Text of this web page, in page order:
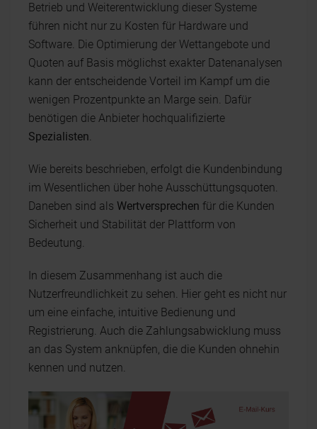
Betrieb und Weiterentwicklung dieser Systeme
führen nicht nur zu Kosten für Hardware und
Software. Die Optimierung der Wettangebote und
Quoten auf Basis möglichst exakter Datenanalysen
kann der entscheidende Vorteil im Kampf um die
wenigen Prozentpunkte an Marge sein. Dafür
benötigen die Anbieter hochqualifizierte
Spezialisten.
Wie bereits beschrieben, erfolgt die Kundenbindung
im Wesentlichen über hohe Ausschüttungsquoten.
Daneben sind als Wertversprechen für die Kunden
Sicherheit und Stabilität der Plattform von
Bedeutung.
In diesem Zusammenhang ist auch die
Nutzerfreundlichkeit zu sehen. Hier geht es nicht nur
um eine einfache, intuitive Bedienung und
Registrierung. Auch die Zahlungsabwicklung muss
an das System anknüpfen, die die Kunden ohnehin
kennen und nutzen.